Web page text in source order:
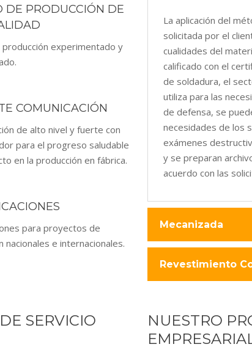
DE PRODUCCIÓN DE
producción experimentado y
COMUNICACIÓN
de alto nivel y fuerte con
para el progreso saludable
en la producción en fábrica.
para proyectos de
nacionales e internacionales.
La aplicación del
solicitada por el
cualidades del
calificado con el
de soldadura, el
utiliza para las
de defensa, se
necesidades de los
exámenes
y se preparan
acuerdo con las
Mecanizada
Revestimiento
SERVICIO
NUESTRO
EMPRESARIAL